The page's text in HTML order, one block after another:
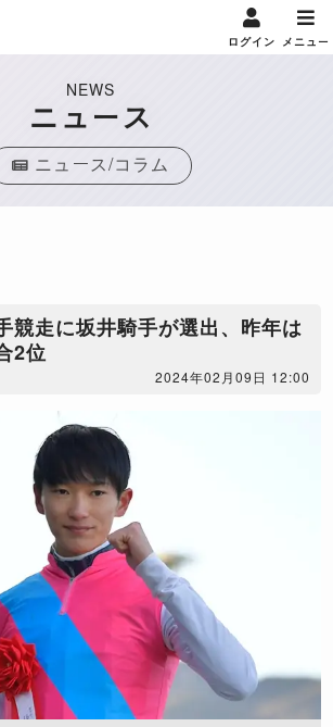
ログイン メニュー
NEWS
ニュース
ニュース/コラム
競走に坂井騎手が選出、昨年は
2位
2024年02月09日 12:00